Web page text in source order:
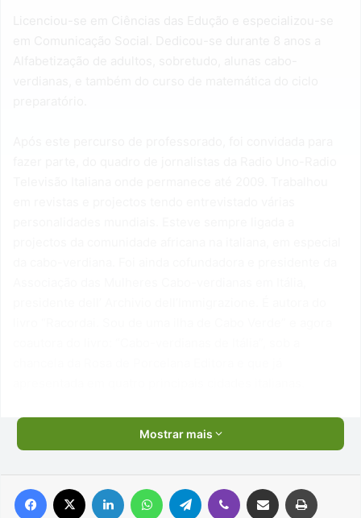
Mostrar mais
Facebook Linkedin WhatsAppTelegram Viber Compartilhar via e-mail